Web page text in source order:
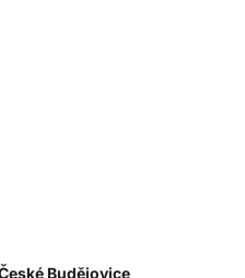
Budějovice